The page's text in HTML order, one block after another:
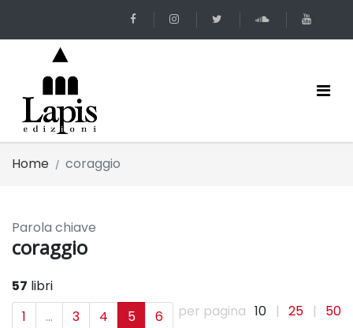
Home coraggio
Parola chiave
coraggio
57 libri
1
... 3 4 5 6 per pagina 10 | 25 | 50